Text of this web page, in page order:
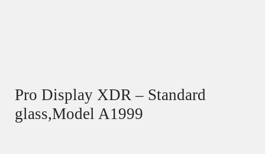
Pro Display XDR – Standard
glass,Model A1999